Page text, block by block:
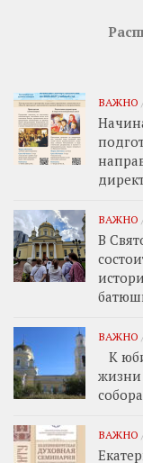
ВАЖНО
ВАЖНО
В
ВАЖНО
К
жизни
ВАЖНО